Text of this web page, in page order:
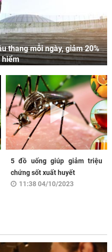
thang mỗi ngày, giảm 20%
hiểm
5 đồ uống giúp giảm triệu
chứng sốt xuất huyết
11:38 04/10/2023